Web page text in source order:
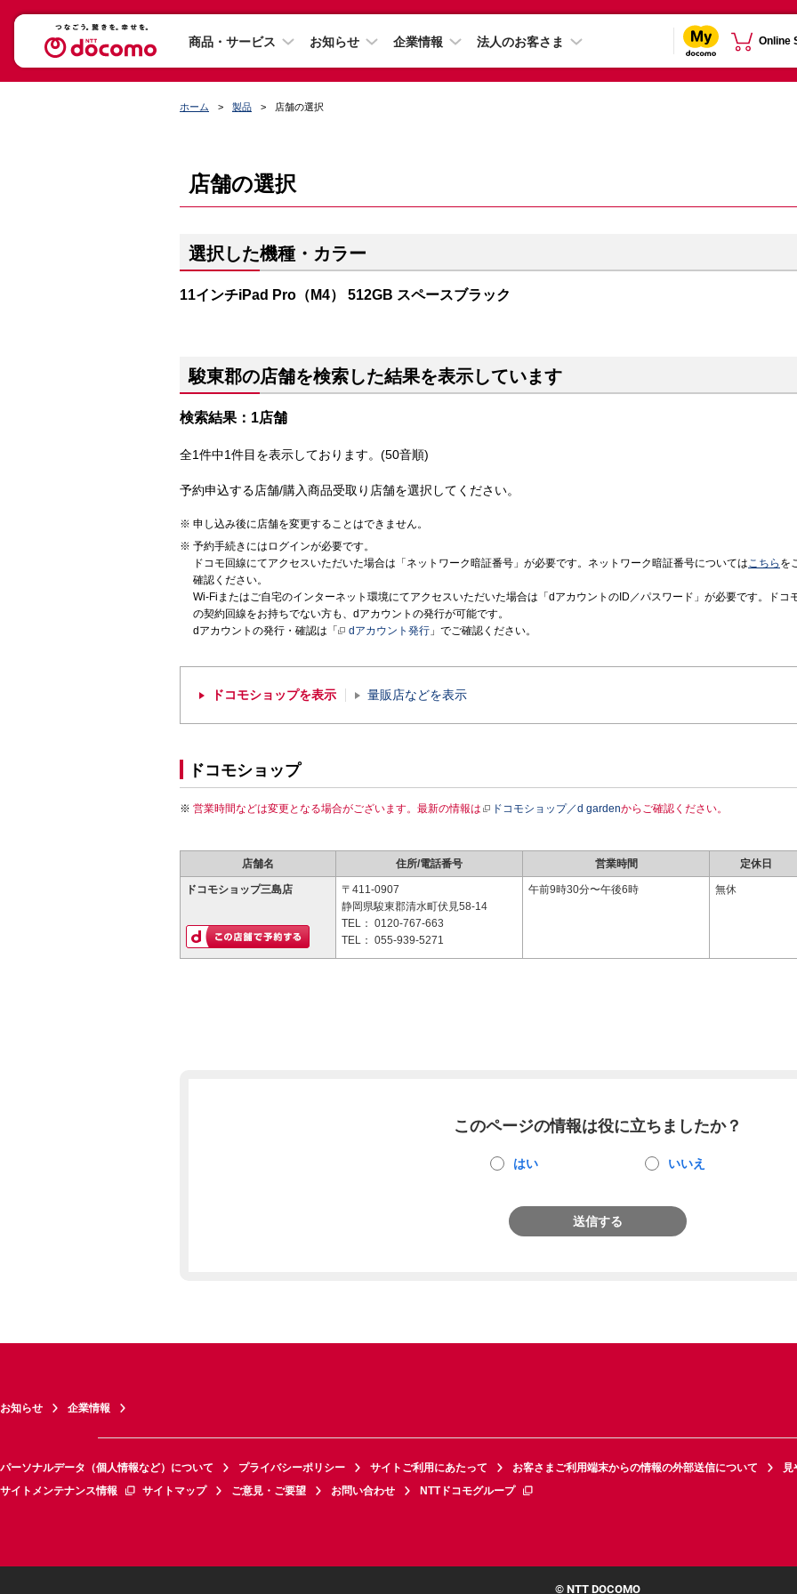
商品・サービス お知らせ 企業情報 法人のお客さま Online
ホーム 製品 店舗の選択
店舗の選択
選択した機種・カラー
11インチiPad Pro（M4） 512GB スペースブラック
駿東郡の店舗を検索した結果を表示しています
検索結果：1店舗
全1件中1件目を表示しております。(50音順)
予約申込する店舗/購入商品受取り店舗を選択してください。
申し込み後に店舗を変更することはできません。
予約手続きにはログインが必要です。
ドコモ回線にてアクセスいただいた場合は「ネットワーク暗証番号」が必要です。ネットワーク暗証番号についてはこちら を
確認ください。
Wi-Fiまたはご自宅のインターネット環境にてアクセスいただいた場合は「dアカウントのID／パスワード」が必要です。ドコ
の契約回線をお持ちでない方も、dアカウントの発行が可能です。
dアカウントの発行・確認は「
dアカウント発行 」でご確認ください。
ドコモショップを表示 量販店などを表示
ドコモショップ
営業時間などは変更となる場合がございます。最新の情報は ドコモショップ／d gardenからご確認ください。
店舗名 住所/電話番号 営業時間 定休日
ドコモショップ三島店
〒411-0907
静岡県駿東郡清水町伏見58-14
TEL： 0120-767-663
TEL： 055-939-5271
午前9時30分〜午後6時 無休
このページの情報は役に立ちましたか？
はい いいえ
送信する
お知らせ 企業情報
パーソナルデータ（個人情報など）について プライバシーポリシー サイトご利用にあたって お客さまご利用端末からの情報の外部送信について
見
サイトメンテナンス情報
サイトマップ ご意見・ご要望 お問い合わせ NTTドコモグループ
© NTT DOCOMO